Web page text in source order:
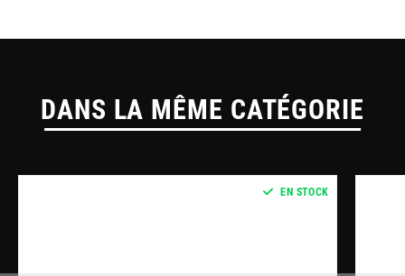
DANS LA MÊME CATÉGORIE
EN STOCK